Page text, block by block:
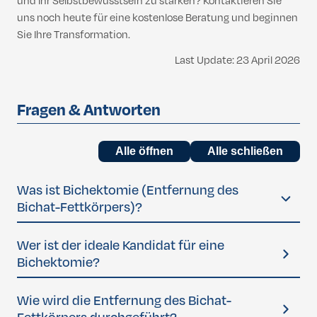
uns noch heute für eine kostenlose Beratung und beginnen
Sie Ihre Transformation.
Last Update: 23 April 2026
Fragen & Antworten
Alle öffnen Alle schließen
Was ist Bichektomie (Entfernung des
Bichat-Fettkörpers)?
Bichat-Fettkörpers oder Wangenverschmälerung – ist ein
kleiner chirurgischer Eingriff, bei dem ein Teil der
wirkt das Mittelgesicht schlanker, die Wangenknochen und
Wer ist der ideale Kandidat für eine
Bichektomie?
Wangen, guter allgemeiner Gesundheit und realistischen
Wie wird die Entfernung des Bichat-